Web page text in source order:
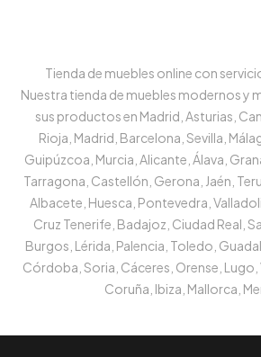
Tienda de muebles online con
Nuestra tienda de muebles modernos y
sus productos en Madrid, Asturias,
Rioja, Madrid, Barcelona, Sevilla,
Guipúzcoa, Murcia, Alicante, Álava,
Tarragona, Castellón, Gerona, Jaén,
Albacete, Huesca, Pontevedra,
Cruz Tenerife, Badajoz, Ciudad Real,
Burgos, Lérida, Palencia, Toledo,
Córdoba, Soria, Cáceres, Orense, Lugo,
Coruña, Ibiza, Mallorca,